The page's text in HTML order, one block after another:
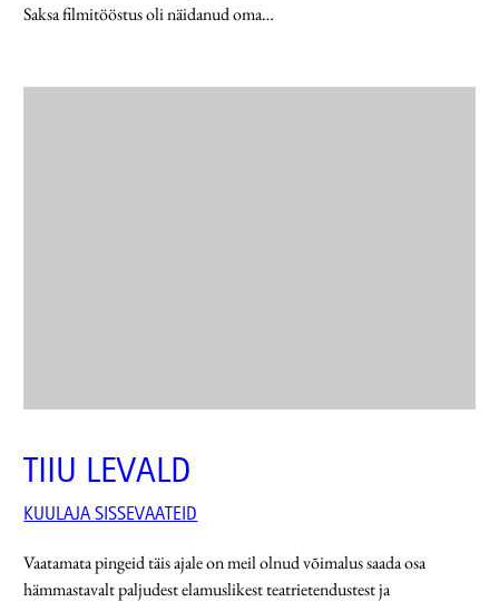
Saksa filmitööstus oli näidanud oma…
TIIU LEVALD
KUULAJA SISSEVAATEID
Vaatamata pingeid täis ajale on meil olnud võimalus saada osa
hämmastavalt paljudest elamuslikest teatrietendustest ja